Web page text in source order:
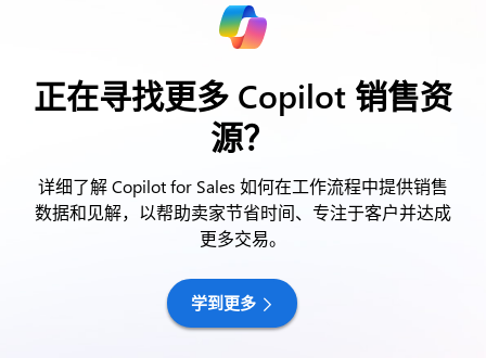
正在寻找更多 Copilot 销售资
源？
详细了解 Copilot for Sales 如何在工作流程中提供销售
数据和见解，以帮助卖家节省时间、专注于客户并达成
更多交易。
学到更多